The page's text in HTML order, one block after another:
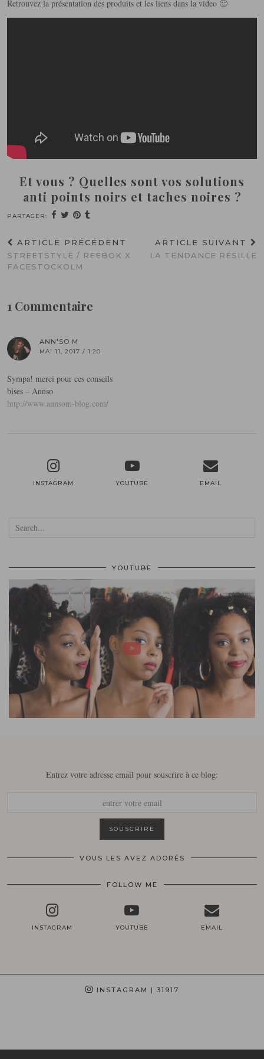
Retrouvez la présentation des produits et les liens dans la video 🙂
Et vous ? Quelles sont vos solutions
anti points noirs et taches noires ?
PARTAGER:
ARTICLE PRÉCÉDENT
STREETSTYLE / REEBOK X
FACESTOCKOLM
ARTICLE SUIVANT
LA TENDANCE RÉSILLE
1 Commentaire
ANN'SO M
MAI 11, 2017 / 1:20
Sympa! merci pour ces conseils
bises – Annso
http://www.annsom-blog.com/
INSTAGRAM YOUTUBE EMAIL
YOUTUBE
Entrez votre adresse email pour souscrire à ce blog:
VOUS LES AVEZ ADORÉS
FOLLOW ME
INSTAGRAM YOUTUBE EMAIL
INSTAGRAM | 31917